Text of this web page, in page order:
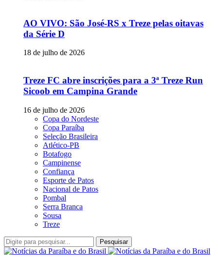
AO VIVO: São José-RS x Treze pelas oitavas
da Série D
18 de julho de 2026
Treze FC abre inscrições para a 3ª Treze Run
Sicoob em Campina Grande
16 de julho de 2026
Copa do Nordeste
Copa Paraíba
Seleção Brasileira
Atlético-PB
Botafogo
Campinense
Confiança
Esporte de Patos
Nacional de Patos
Pombal
Serra Branca
Sousa
Treze
Pesquisar